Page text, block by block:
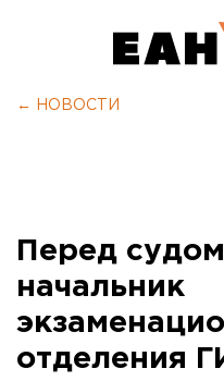
← НОВОСТИ
Перед
начальник
отделения